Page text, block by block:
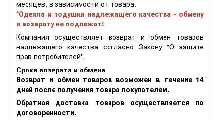
месяцев, в зависимости от товара.
*Одеяла и подушки надлежащего качества - обмену
и возврату не подлежат!
Компания осуществляет возврат и обмен товаров
надлежащего качества согласно Закону "О защите
прав потребителей".
Сроки возврата и обмена
Возврат и обмен товаров возможен в течение 14
дней после получения товара покупателем.
Обратная доставка товаров осуществляется по
договоренности.